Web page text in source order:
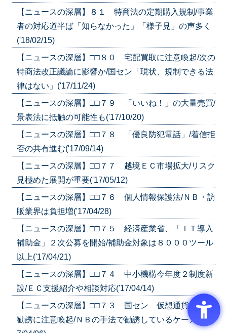
【ニュースの深層】８１ 特商法の定期購入規制/事業
者の対応道半ば「知らなかった」「様子見」の声多く
('18/02/15)
【ニュースの深層】□□８０ 宅配買取に注意喚起/次の
特商法改正議論に影響か/国セン「現状、規制できる法
律はない」('17/11/24)
【ニュースの深層】□□７９ 「いいね！」の大量売買/
景表法に抵触の可能性も('17/10/20)
【ニュースの深層】□□７８ 「優良防犯電話」/着信拒
否の共有進む('17/09/14)
【ニュースの深層】□□７７ 越境ＥＣ市場拡大/リスク
見極めた展開が重要('17/05/12)
【ニュースの深層】□□７６ 個人情報保護法/ＮＢ・訪
販業界は負担増('17/04/28)
【ニュースの深層】□□７５ 経済産業省、「ＩＴ導入
補助金」２次公募を開始/補助金対象は８０００ツール
以上('17/04/21)
【ニュースの深層】□□７４ 中小機構今年度２制度新
設/ＥＣ支援紹介や相談対応('17/04/14)
【ニュースの深層】□□７３ 国セン 仮想通貨の投資
勧誘に注意喚起/ＮＢの手法で勧誘しているケースも('1